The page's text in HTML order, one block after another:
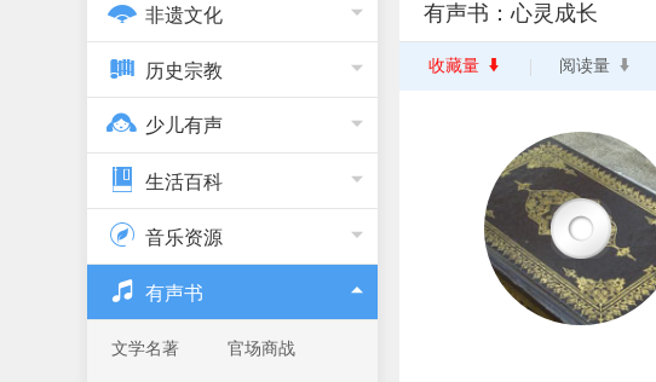
非遗文化
历史宗教
少儿有声
生活百科
音乐资源
有声书
文学名著 官场商战
有声书：心灵成长
收藏量 阅读量